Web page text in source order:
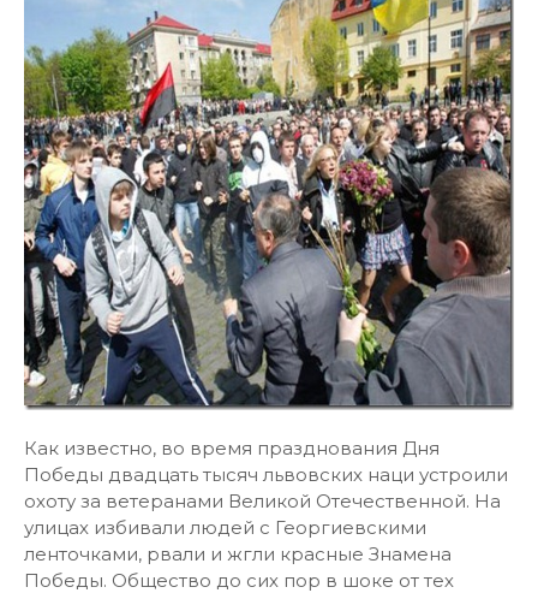
Как известно, во время празднования Дня
Победы двадцать тысяч львовских наци устроили
охоту за ветеранами Великой Отечественной. На
улицах избивали людей с Георгиевскими
ленточками, рвали и жгли красные Знамена
Победы. Общество до сих пор в шоке от тех